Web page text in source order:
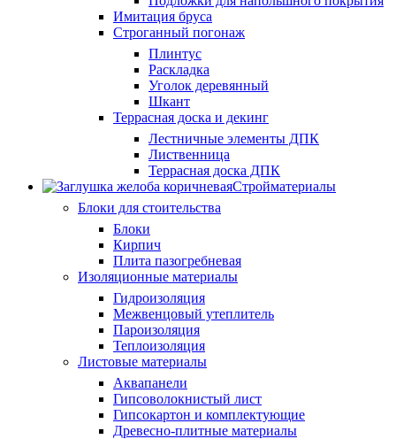
Имитация бруса
Строганный погонаж
Плинтус
Раскладка
Уголок деревянный
Шкант
Террасная доска и декинг
Лестничные элементы ДПК
Лиственница
Террасная доска ДПК
Стройматериалы
Блоки для стоительства
Блоки
Кирпич
Плита пазогребневая
Изоляционные материалы
Гидроизоляция
Межвенцовый утеплитель
Пароизоляция
Теплоизоляция
Листовые материалы
Аквапанели
Гипсоволокнистый лист
Гипсокартон и комплектующие
Древесно-плитные материалы